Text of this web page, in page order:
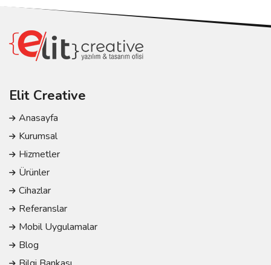
Elit Creative
Anasayfa
Kurumsal
Hizmetler
Ürünler
Cihazlar
Referanslar
Mobil Uygulamalar
Blog